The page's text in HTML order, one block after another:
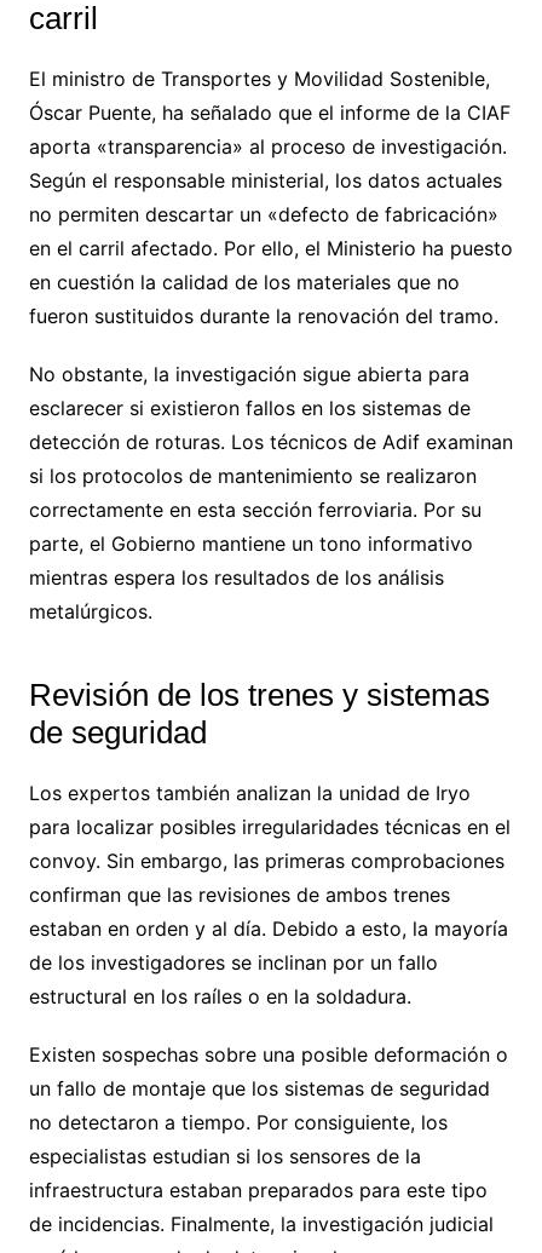
carril
El ministro de Transportes y Movilidad Sostenible,
Óscar Puente, ha señalado que el informe de la CIAF
aporta «transparencia» al proceso de investigación.
Según el responsable ministerial, los datos actuales
no permiten descartar un «defecto de fabricación»
en el carril afectado. Por ello, el Ministerio ha puesto
en cuestión la calidad de los materiales que no
fueron sustituidos durante la renovación del tramo.
No obstante, la investigación sigue abierta para
esclarecer si existieron fallos en los sistemas de
detección de roturas. Los técnicos de Adif examinan
si los protocolos de mantenimiento se realizaron
correctamente en esta sección ferroviaria. Por su
parte, el Gobierno mantiene un tono informativo
mientras espera los resultados de los análisis
metalúrgicos.
Revisión de los trenes y sistemas
de seguridad
Los expertos también analizan la unidad de Iryo
para localizar posibles irregularidades técnicas en el
convoy. Sin embargo, las primeras comprobaciones
confirman que las revisiones de ambos trenes
estaban en orden y al día. Debido a esto, la mayoría
de los investigadores se inclinan por un fallo
estructural en los raíles o en la soldadura.
Existen sospechas sobre una posible deformación o
un fallo de montaje que los sistemas de seguridad
no detectaron a tiempo. Por consiguiente, los
especialistas estudian si los sensores de la
infraestructura estaban preparados para este tipo
de incidencias. Finalmente, la investigación judicial